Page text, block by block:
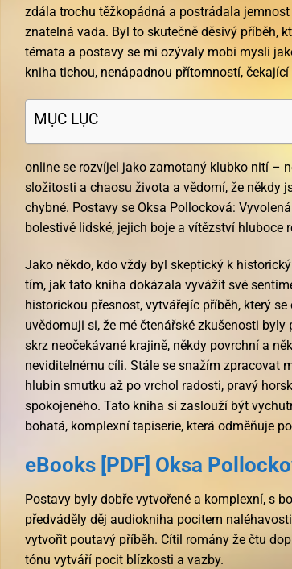
zdála trochu těžkopádná a postrádala
znatelná vada. Byl to skutečně děsivý příběh,
témata a postavy se mi ozývaly mobi mysli
kniha tichou, nenápadnou přítomností,
MỤC LỤC
online se rozvíjel jako zamotaný klubko nití –
složitosti a chaosu života a vědomí, že někdy
chybné. Postavy se Oksa Pollocková:
bolestivě lidské, jejich boje a vítězství hluboce
Jako někdo, kdo vždy byl skeptický k
tím, jak tato kniha dokázala vyvážit své
historickou přesnost, vytvářejíc příběh, který
uvědomuji si, že mé čtenářské zkušenosti
skrz neočekávané krajině, někdy povrchní a
neviditelnému cíli. Stále se snažím zpracovat
hlubin smutku až po vrchol radosti, pravý
spokojeného. Tato kniha si zaslouží být
bohatá, komplexní tapiserie, která odměňuje
eBooks [PDF] Oksa
Postavy byly dobře vytvořené a komplexní, s
předváděly děj audiokniha pocitem
vytvořit poutavý příběh. Cítil romány že čtu
tónu vytváří pocit blízkosti a vazby.